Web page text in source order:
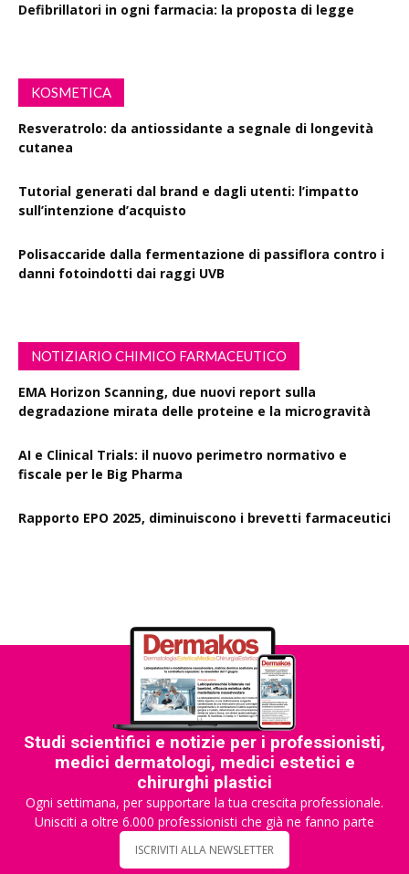
Defibrillatori in ogni farmacia: la proposta di legge
KOSMETICA
Resveratrolo: da antiossidante a segnale di longevità
cutanea
Tutorial generati dal brand e dagli utenti: l’impatto
sull’intenzione d’acquisto
Polisaccaride dalla fermentazione di passiflora contro i
danni fotoindotti dai raggi UVB
NOTIZIARIO CHIMICO FARMACEUTICO
EMA Horizon Scanning, due nuovi report sulla
degradazione mirata delle proteine e la microgravità
AI e Clinical Trials: il nuovo perimetro normativo e
fiscale per le Big Pharma
Rapporto EPO 2025, diminuiscono i brevetti farmaceutici
Studi scientifici e notizie per i professionisti,
medici dermatologi, medici estetici e
chirurghi plastici
Ogni settimana, per supportare la tua crescita professionale.
Unisciti a oltre 6.000 professionisti che già ne fanno parte
ISCRIVITI ALLA NEWSLETTER